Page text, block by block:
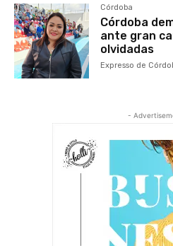
Córdoba
Córdoba
ante gran
olvidadas
Expresso de
-